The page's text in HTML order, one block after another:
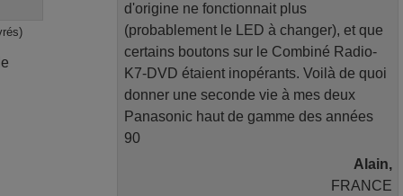
d'origine ne fonctionnait plus
(probablement le LED à changer), et que
certains boutons sur le Combiné Radio-
K7-DVD étaient inopérants. Voilà de quoi
donner une seconde vie à mes deux
Panasonic haut de gamme des années
90
Alain,
FRANCE